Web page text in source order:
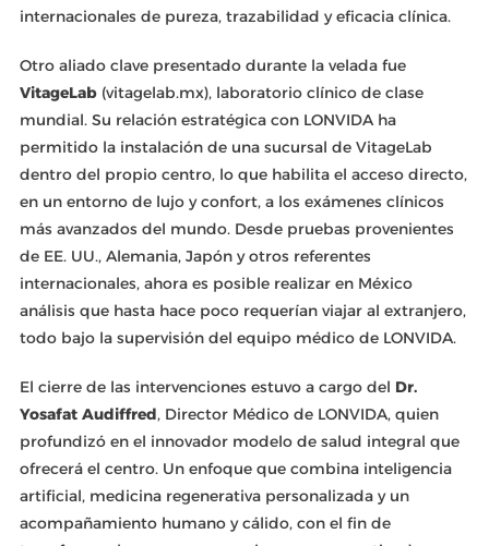
internacionales de pureza, trazabilidad y eficacia clínica.
Otro aliado clave presentado durante la velada fue
VitageLab(vitagelab.mx), laboratorio clínico de clase
mundial. Su relación estratégica con LONVIDA ha
permitido la instalación de una sucursal de VitageLab
dentro del propio centro, lo que habilita el acceso directo,
en un entorno de lujo y confort, a los exámenes clínicos
más avanzados del mundo. Desde pruebas provenientes
de EE. UU., Alemania, Japón y otros referentes
internacionales, ahora es posible realizar en México
análisis que hasta hace poco requerían viajar al extranjero,
todo bajo la supervisión del equipo médico de LONVIDA.
El cierre de las intervenciones estuvo a cargo del Dr.
Yosafat Audiffred, Director Médico de LONVIDA, quien
profundizó en el innovador modelo de salud integral que
ofrecerá el centro. Un enfoque que combina inteligencia
artificial, medicina regenerativa personalizada y un
acompañamiento humano y cálido, con el fin de